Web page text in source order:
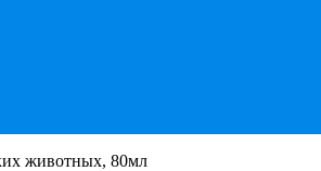
животных, 80мл